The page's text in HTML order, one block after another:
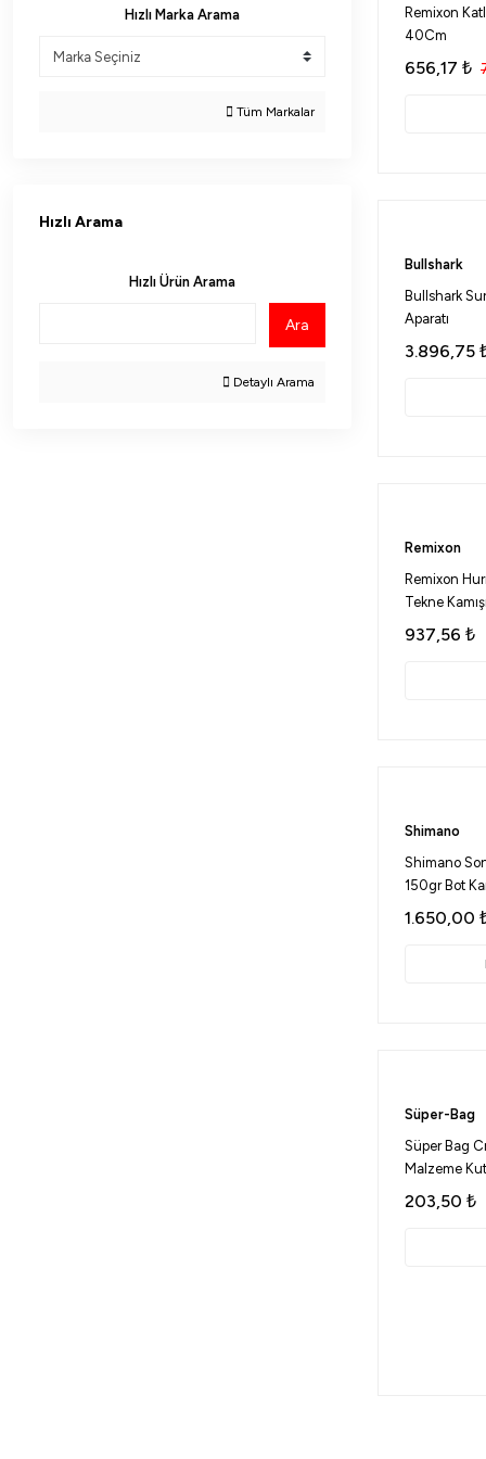
Hızlı Marka Arama
Tüm Markalar
Hızlı Arama
Hızlı Ürün Arama
Ara
Detaylı Arama
Remixon
40Cm
656,17 ₺
Bullshark
Bullshark
Aparatı
3.896,75
Remixon
Remixon
Tekne Kamışı
937,56 ₺
Shimano
Shimano
150gr Bot
1.650,00
Süper-Bag
Süper Bag
Malzeme
203,50 ₺